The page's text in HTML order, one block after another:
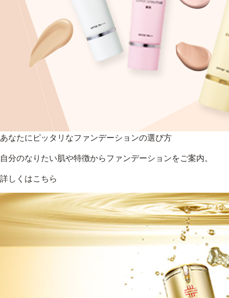
あなたにピッタリなファンデーションの選び方
自分のなりたい肌や特徴からファンデーションをご案内。
詳しくはこちら